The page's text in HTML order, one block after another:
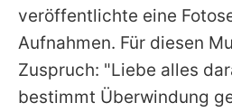
veröffentlichte eine
Aufnahmen. Für diesen
Zuspruch: "Liebe alles
bestimmt Überwindung